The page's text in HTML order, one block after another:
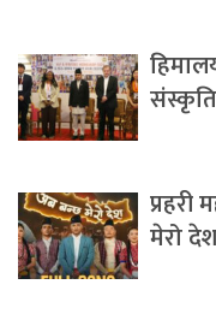
संस्कृति
प्रहरी
मेरो